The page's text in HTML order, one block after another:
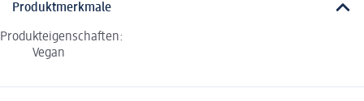
Produktmerkmale
Produkteigenschaften:
Vegan